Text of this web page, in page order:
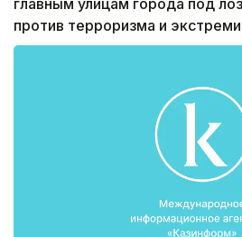
главным улицам города под
против терроризма и